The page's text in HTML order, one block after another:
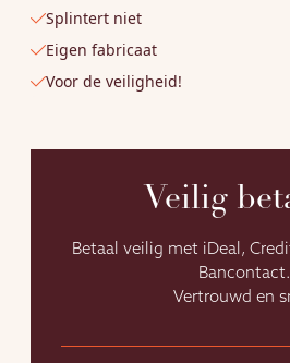
Splintert niet
Eigen fabricaat
Voor de veiligheid!
Veilig
Betaal veilig met iDeal,
Bancontact.
Vertrouwd en